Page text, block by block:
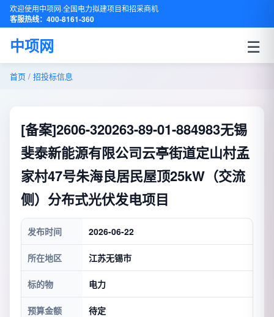
欢迎使用中项网·全国电力拟建项目和招采商机
客服热线：400-8161-360
中项网 ☰
首页 / 招投标信息
[备案]2606-320263-89-01-884983无锡
斐泰新能源有限公司云亭街道定山村孟
家村47号朱海良居民屋顶25kW（交流
侧）分布式光伏发电项目
发布时间 2026-06-22
所在地区 江苏无锡市
标的物 电力
预算金额 待定